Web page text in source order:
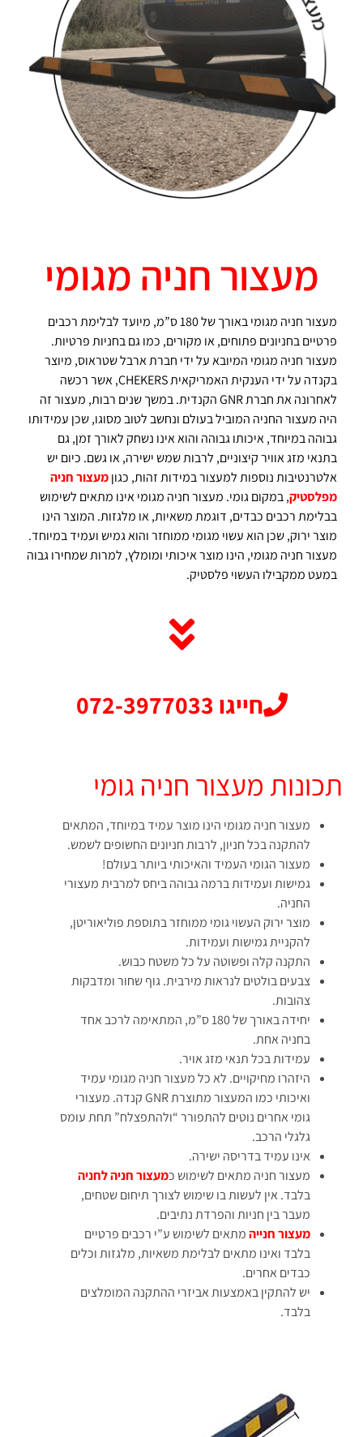
מעצור חניה מגומי
מעצור חניה מגומי באורך של 180 ס”מ, מיועד לבלימת רכבים
פרטיים בחניונים פתוחים, או מקורים, כמו גם בחניות פרטיות.
מעצור חניה מגומי המיובא על ידי חברת ארבל שטראוס, מיוצר
בקנדה על ידי הענקית האמריקאית CHEKERS, אשר רכשה
לאחרונה את חברת GNR הקנדית. במשך שנים רבות, מעצור זה
היה מעצור החניה המוביל בעולם ונחשב לטוב מסוגו, שכן עמידותו
גבוהה במיוחד, איכותו גבוהה והוא אינו נשחק לאורך זמן, גם
בתנאי מזג אוויר קיצוניים, לרבות שמש ישירה, או גשם. כיום יש
אלטרנטיבות נוספות למעצור במידות זהות, כגוןמעצור חניה
מפלסטיק, במקום גומי. מעצור חניה מגומי אינו מתאים לשימוש
בבלימת רכבים כבדים, דוגמת משאיות, או מלגזות. המוצר הינו
מוצר ירוק, שכן הוא עשוי מגומי ממוחזר והוא גמיש ועמיד במיוחד.
מעצור חניה מגומי, הינו מוצר איכותי ומומלץ, למרות שמחירו גבוה
במעט ממקבילו העשוי פלסטיק.
חייגו 072-3977033
תכונות מעצור חניה גומי
מעצור חניה מגומי הינו מוצר עמיד במיוחד, המתאים
להתקנה בכל חניון, לרבות חניונים החשופים לשמש.
מעצור הגומי העמיד והאיכותי ביותר בעולם!
גמישות ועמידות ברמה גבוהה ביחס למרבית מעצורי
החניה.
מוצר ירוק העשוי גומי ממוחזר בתוספת פוליאוריטן,
להקניית גמישות ועמידות.
התקנה קלה ופשוטה על כל משטח כבוש.
צבעים בולטים לנראות מירבית. גוף שחור ומדבקות
צהובות.
יחידה באורך של 180 ס”מ, המתאימה לרכב אחד
בחניה אחת.
עמידות בכל תנאי מזג אויר.
היזהרו מחיקויים. לא כל מעצור חניה מגומי עמיד
ואיכותי כמו המעצור מתוצרת GNR קנדה. מעצורי
גומי אחרים נוטים להתפורר “ולהתפצלח” תחת עומס
גלגלי הרכב.
אינו עמיד בדריסה ישירה.
מעצור חניה מתאים לשימוש כמעצור חניה לחניה
בלבד. אין לעשות בו שימוש לצורך תיחום שטחים,
מעבר בין חניות והפרדת נתיבים.
מעצור חנייהמתאים לשימוש ע”י רכבים פרטיים
בלבד ואינו מתאים לבלימת משאיות, מלגזות וכלים
כבדים אחרים.
יש להתקין באמצעות אביזרי ההתקנה המומלצים
בלבד.